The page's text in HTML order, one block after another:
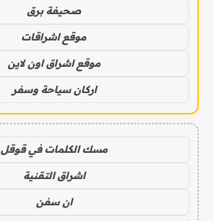
صحيفة برق
موقع اشراقات
موقع اشراق اون لاين
اركان سياحة وسفر
مسك الكلمات في قوقل
اشراق التقنية
ان سفن